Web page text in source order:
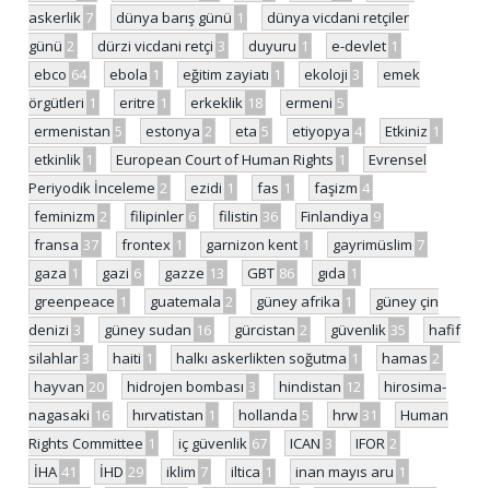
askerlik 7 dünya barış günü 1
dünya vicdani retçiler
günü 2 dürzi vicdani retçi 3 duyuru 1 e-devlet 1
ebco 64 ebola 1 eğitim zayiatı 1 ekoloji 3
emek
örgütleri 1 eritre 1 erkeklik 18 ermeni 5
ermenistan 5 estonya 2 eta 5 etiyopya 4 Etkiniz 1
etkinlik 1 European Court of Human Rights 1
Evrensel
Periyodik İnceleme 2 ezidi 1 fas 1 faşizm 4
feminizm 2 filipinler 6 filistin 36 Finlandiya 9
fransa 37 frontex 1 garnizon kent 1 gayrimüslim 7
gaza 1 gazi 6 gazze 13 GBT 86 gıda 1
greenpeace 1 guatemala 2 güney afrika 1
güney çin
denizi 3 güney sudan 16 gürcistan 2 güvenlik 35
hafif
silahlar 3 haiti 1 halkı askerlikten soğutma 1 hamas 2
hayvan 20 hidrojen bombası 3 hindistan 12
hirosima-
nagasaki 16 hırvatistan 1 hollanda 5 hrw 31
Human
Rights Committee 1 iç güvenlik 67 ICAN 3 IFOR 2
İHA 41 İHD 29 iklim 7 iltica 1 inan mayıs aru 1